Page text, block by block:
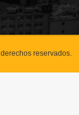
derechos reservados.